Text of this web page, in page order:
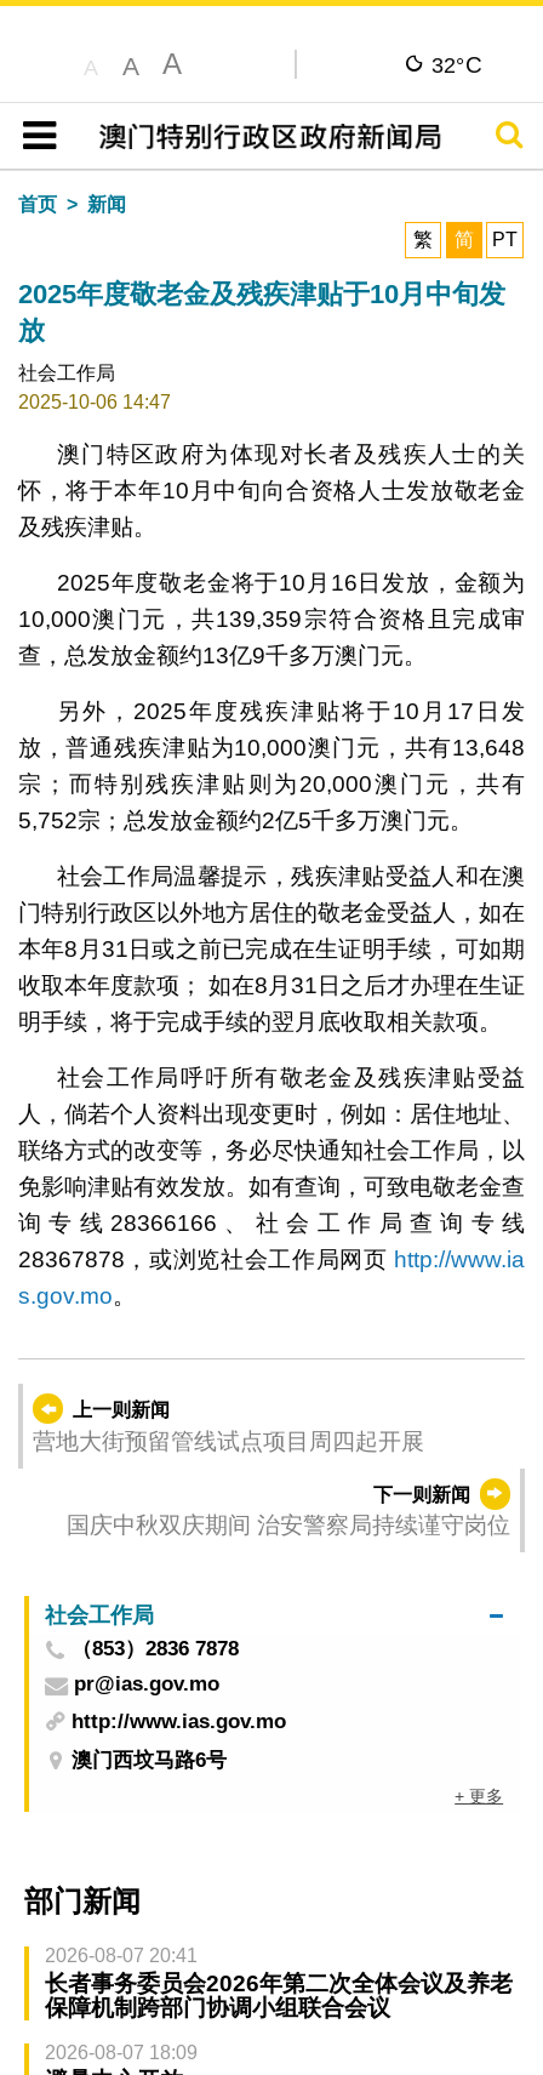
A A A 32°C
目录
搜寻
首页
新闻
繁
简 PT
2025年度敬老金及残疾津贴于10月中旬发
放
社会工作局
2025-10-06 14:47
澳门特区政府为体现对长者及残疾人士的关
怀，将于本年10月中旬向合资格人士发放敬老金
及残疾津贴。
2025年度敬老金将于10月16日发放，金额为
10,000澳门元，共139,359宗符合资格且完成审
查，总发放金额约13亿9千多万澳门元。
另外，2025年度残疾津贴将于10月17日发
放，普通残疾津贴为10,000澳门元，共有13,648
宗；而特别残疾津贴则为20,000澳门元，共有
5,752宗；总发放金额约2亿5千多万澳门元。
社会工作局温馨提示，残疾津贴受益人和在澳
门特别行政区以外地方居住的敬老金受益人，如在
本年8月31日或之前已完成在生证明手续，可如期
收取本年度款项； 如在8月31日之后才办理在生证
明手续，将于完成手续的翌月底收取相关款项。
社会工作局呼吁所有敬老金及残疾津贴受益
人，倘若个人资料出现变更时，例如：居住地址、
联络方式的改变等，务必尽快通知社会工作局，以
免影响津贴有效发放。如有查询，可致电敬老金查
询专线28366166、社会工作局查询专线
28367878，或浏览社会工作局网页 http://www.ia
s.gov.mo。
上一则新闻
营地大街预留管线试点项目周四起开展
下一则新闻
国庆中秋双庆期间 治安警察局持续谨守岗位
社会工作局
（853）2836 7878
pr@ias.gov.mo
http://www.ias.gov.mo
澳门西坟马路6号
+ 更多
部门新闻
2026-08-07 20:41
长者事务委员会2026年第二次全体会议及养老
保障机制跨部门协调小组联合会议
2026-08-07 18:09